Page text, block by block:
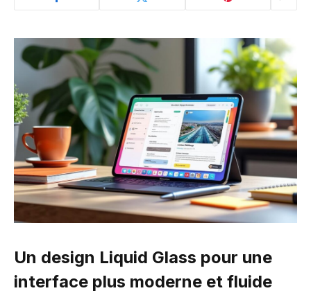
Un design Liquid Glass pour une
interface plus moderne et fluide